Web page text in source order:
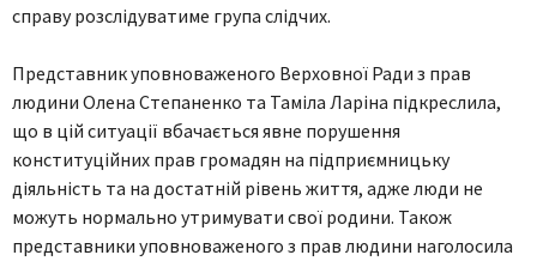
справу розслідуватиме група слідчих.
Представник уповноваженого Верховної Ради з прав
людини Олена Степаненко та Таміла Ларіна підкреслила,
що в цій ситуації вбачається явне порушення
конституційних прав громадян на підприємницьку
діяльність та на достатній рівень життя, адже люди не
можуть нормально утримувати свої родини. Також
представники уповноваженого з прав людини наголосила